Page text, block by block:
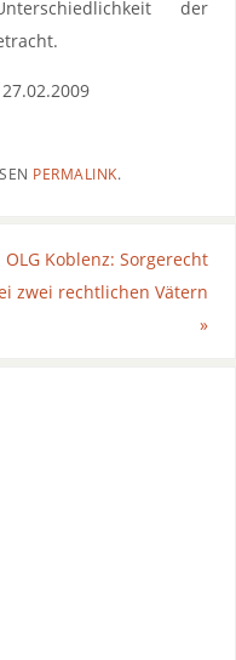
der
PERMALINK.
OLG Koblenz: Sorgerecht
zwei rechtlichen Vätern
»